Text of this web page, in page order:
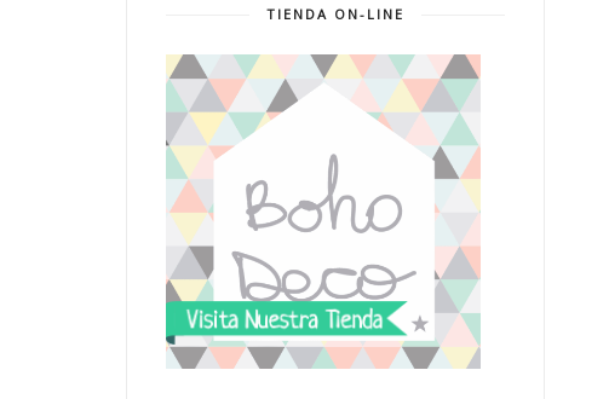
TIENDA ON-LINE